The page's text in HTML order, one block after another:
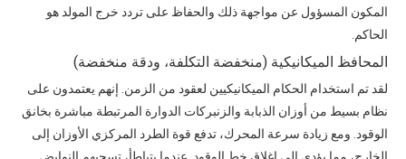
المكون المسؤول عن مواجهة ذلك والحفاظ على تردد خرج المولد هو
الحاكم.
المحافظ الميكانيكية (منخفضة التكلفة، ودقة منخفضة)
لقد تم استخدام الحكام الميكانيكيين لعقود من الزمن. إنهم يعتمدون على
نظام بسيط من أوزان الذبابة والزنبركات الدوارة المرتبطة مباشرة بخانق
الوقود. ومع زيادة سرعة المحرك، تدفع قوة الطرد المركزي الأوزان إلى